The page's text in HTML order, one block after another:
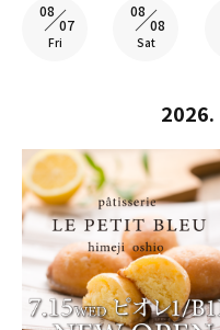
08
07
Fri
08
08
Sat
2026.